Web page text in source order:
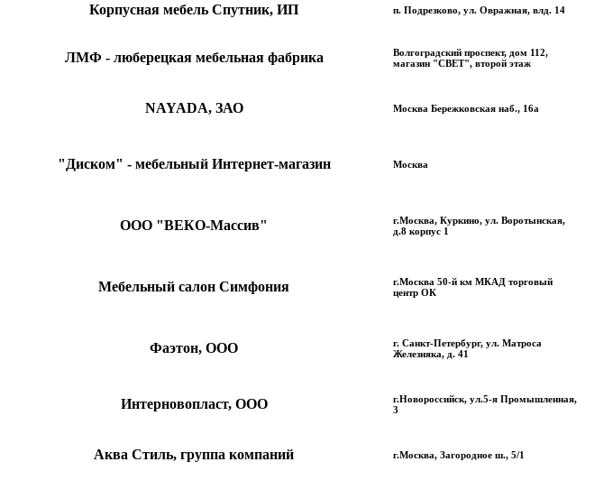
Корпусная мебель Спутник, ИП п. Подрезково, ул. Овражная, влд. 14
ЛМФ - люберецкая мебельная фабрика
Волгоградский проспект, дом 112,
магазин "СВЕТ", второй этаж
NAYADA, ЗАО Москва Бережковская наб., 16а
"Диском" - мебельный Интернет-магазин Москва
ООО "ВЕКО-Массив"
г.Москва, Куркино, ул. Воротынская,
д.8 корпус 1
Мебельный салон Симфония
г.Москва 50-й км МКАД торговый
центр ОК
Фаэтон, ООО
г. Санкт-Петербург, ул. Матроса
Железняка, д. 41
Интерновопласт, ООО
г.Новороссийск, ул.5-я Промышленная,
3
Аква Стиль, группа компаний г.Москва, Загородное ш., 5/1